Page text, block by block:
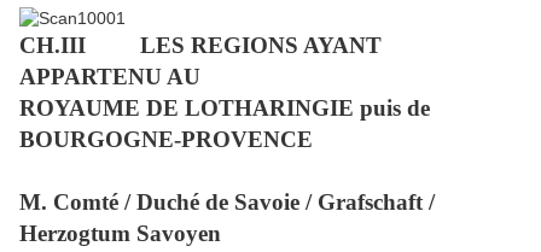
CH.III
LES REGIONS AYANT
APPARTENU AU
ROYAUME DE LOTHARINGIE puis de
BOURGOGNE-PROVENCE
M. Comté / Duché de Savoie / Grafschaft /
Herzogtum Savoyen